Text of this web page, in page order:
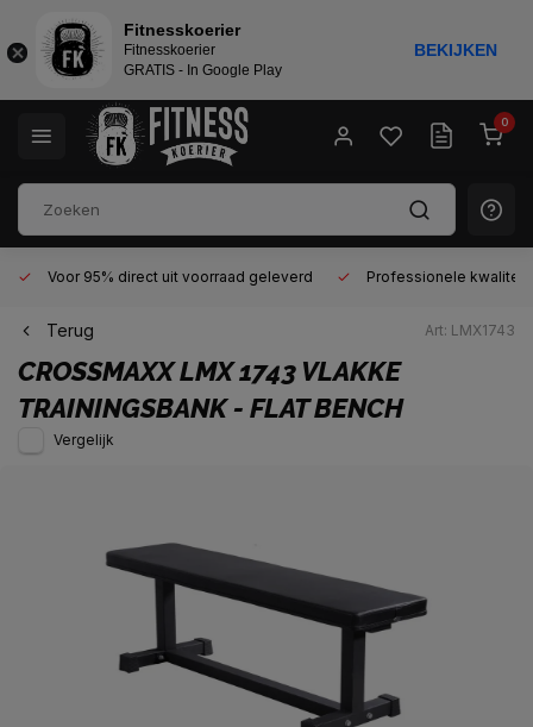
0
Voor 95% direct uit voorraad geleverd Professionele kwaliteit
Terug Art: LMX1743
CROSSMAXXLMX 1743 VLAKKE
TRAININGSBANK - FLAT BENCH
Vergelijk
Fitnesskoerier
Fitnesskoerier
GRATIS - In Google Play
BEKIJKEN